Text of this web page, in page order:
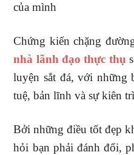
của mình
Chứng kiến chặng
nhà lãnh đạo thực thụ
luyện sắt đá, với
tuệ, bản lĩnh và sự kiên
Bởi những điều tốt đẹp
hỏi bạn phải đánh đổi,